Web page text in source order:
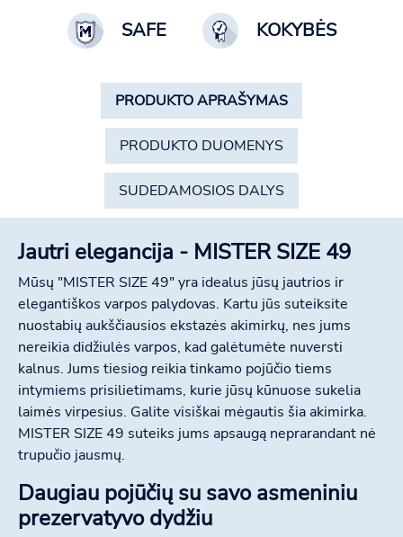
SAFE KOKYBĖS
PRODUKTO APRAŠYMAS
PRODUKTO DUOMENYS
SUDEDAMOSIOS DALYS
Jautri elegancija - MISTER SIZE 49
Mūsų "MISTER SIZE 49" yra idealus jūsų jautrios ir
elegantiškos varpos palydovas. Kartu jūs suteiksite
nuostabių aukščiausios ekstazės akimirkų, nes jums
nereikia didžiulės varpos, kad galėtumėte nuversti
kalnus. Jums tiesiog reikia tinkamo pojūčio tiems
intymiems prisilietimams, kurie jūsų kūnuose sukelia
laimės virpesius. Galite visiškai mėgautis šia akimirka.
MISTER SIZE 49 suteiks jums apsaugą neprarandant nė
trupučio jausmų.
Daugiau pojūčių su savo asmeniniu
prezervatyvo dydžiu